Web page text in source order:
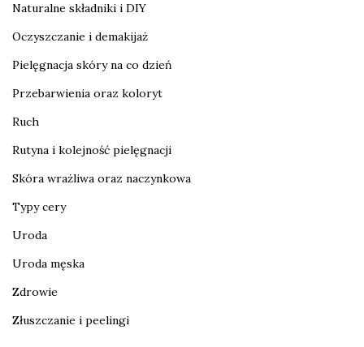
Naturalne składniki i DIY
Oczyszczanie i demakijaż
Pielęgnacja skóry na co dzień
Przebarwienia oraz koloryt
Ruch
Rutyna i kolejność pielęgnacji
Skóra wrażliwa oraz naczynkowa
Typy cery
Uroda
Uroda męska
Zdrowie
Złuszczanie i peelingi